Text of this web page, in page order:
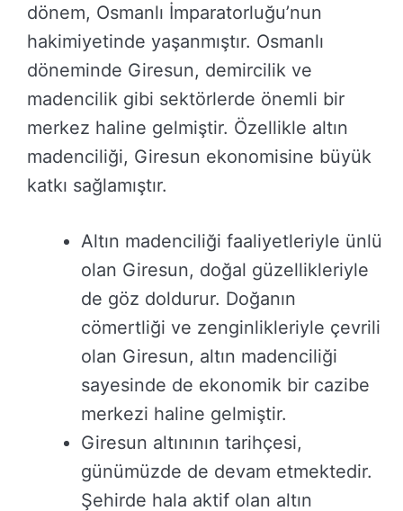
dönem, Osmanlı İmparatorluğu’nun
hakimiyetinde yaşanmıştır. Osmanlı
döneminde Giresun, demircilik ve
madencilik gibi sektörlerde önemli bir
merkez haline gelmiştir. Özellikle altın
madenciliği, Giresun ekonomisine büyük
katkı sağlamıştır.
Altın madenciliği faaliyetleriyle ünlü
olan Giresun, doğal güzellikleriyle
de göz doldurur. Doğanın
cömertliği ve zenginlikleriyle çevrili
olan Giresun, altın madenciliği
sayesinde de ekonomik bir cazibe
merkezi haline gelmiştir.
Giresun altınının tarihçesi,
günümüzde de devam etmektedir.
Şehirde hala aktif olan altın